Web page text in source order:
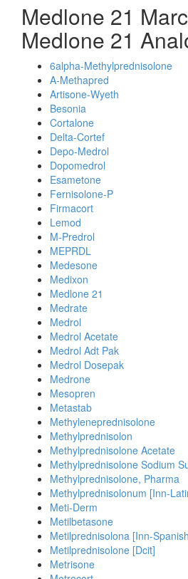
Medlone 21
Medlone 21
6alpha-Methylprednisolone
A-Methapred
Artisone-Wyeth
Besonia
Cortalone
Delta-Cortef
Depo-Medrol
Dopomedrol
Esametone
Fernisolone-P
Firmacort
Lemod
M-Predrol
MEPRDL
Medesone
Medixon
Medlone 21
Medrate
Medrol
Medrol Acetate
Medrol Adt Pak
Medrol Dosepak
Medrone
Mesopren
Metastab
Methyleneprednisolone
Methylprednisolon
Methylprednisolone Acetate
Methylprednisolone Sodium
Methylprednisolone, Pharma
Methylprednisolonum [Inn-
Meti-Derm
Metilbetasone
Metilprednisolona [Inn-
Metilprednisolone [Dcit]
Metrisone